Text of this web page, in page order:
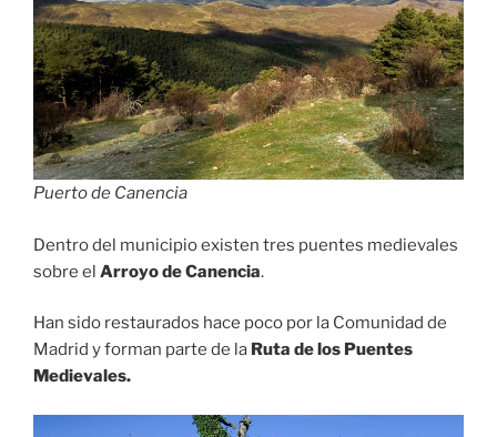
Puerto de Canencia
Dentro del municipio existen tres puentes medievales
sobre el Arroyo de Canencia.
Han sido restaurados hace poco por la Comunidad de
Madrid y forman parte de la Ruta de los Puentes
Medievales.